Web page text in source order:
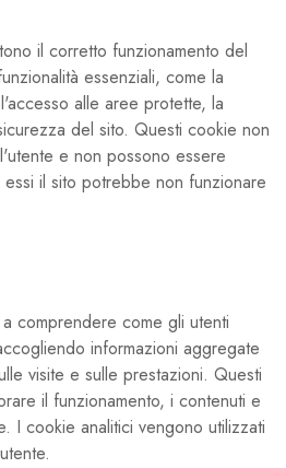
il corretto funzionamento del
essenziali, come la
alle aree protette, la
del sito. Questi cookie non
e non possono essere
il sito potrebbe non funzionare
comprendere come gli utenti
informazioni aggregate
visite e sulle prestazioni. Questi
il funzionamento, i contenuti e
I cookie analitici vengono utilizzati